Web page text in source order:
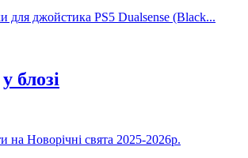
для джойстика PS5 Dualsense (Black...
у блозі
на Новорічні свята 2025-2026р.